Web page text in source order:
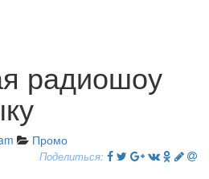
радиошоу
Промо
Поделиться: